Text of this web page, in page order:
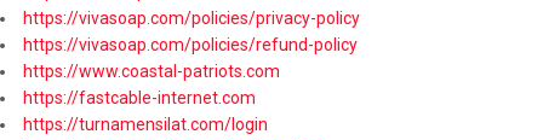
https://vivasoap.com/policies/privacy-policy
https://vivasoap.com/policies/refund-policy
https://www.coastal-patriots.com
https://fastcable-internet.com
https://turnamensilat.com/login